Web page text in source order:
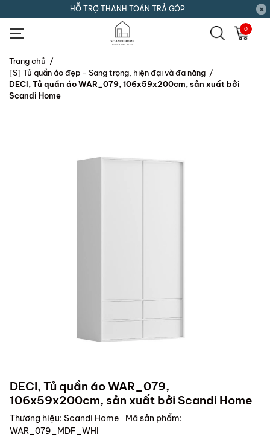
HỖ TRỢ THANH TOÁN TRẢ GÓP
0
Trang chủ /
[S] Tủ quần áo đẹp - Sang trọng, hiện đại và đa năng /
DECI, Tủ quần áo WAR_079, 106x59x200cm, sản xuất bởi
Scandi Home
DECI, Tủ quần áo WAR_079,
106x59x200cm, sản xuất bởi Scandi Home
Thương hiệu: Scandi Home
Mã sản phẩm:
WAR_079_MDF_WHI